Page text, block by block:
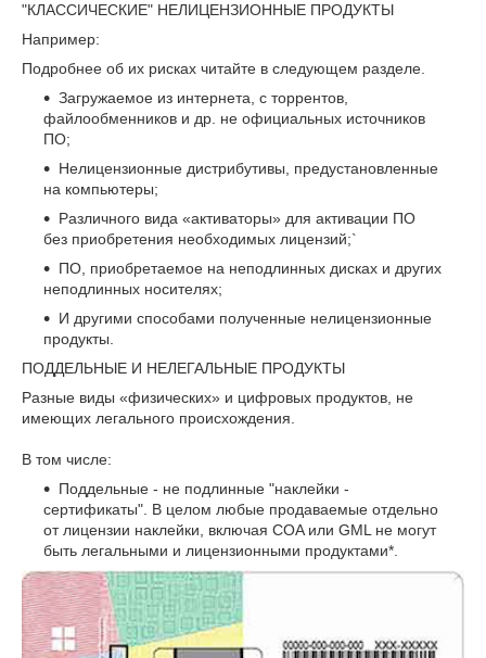
"КЛАССИЧЕСКИЕ" НЕЛИЦЕНЗИОННЫЕ ПРОДУКТЫ
Например:
Подробнее об их рисках читайте в следующем разделе.
Загружаемое из интернета, с торрентов,
файлообменников и др. не официальных источников
ПО;
Нелицензионные дистрибутивы, предустановленные
на компьютеры;
Различного вида «активаторы» для активации ПО
без приобретения необходимых лицензий;`
ПО, приобретаемое на неподлинных дисках и других
неподлинных носителях;
И другими способами полученные нелицензионные
продукты.
ПОДДЕЛЬНЫЕ И НЕЛЕГАЛЬНЫЕ ПРОДУКТЫ
Разные виды «физических» и цифровых продуктов, не
имеющих легального происхождения.
В том числе:
Поддельные - не подлинные "наклейки -
сертификаты". В целом любые продаваемые отдельно
от лицензии наклейки, включая COA или GML не могут
быть легальными и лицензионными продуктами*.